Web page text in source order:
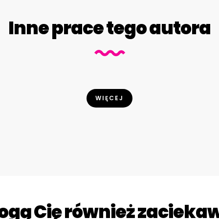
Inne prace tego autora
WIĘCEJ
Cię również